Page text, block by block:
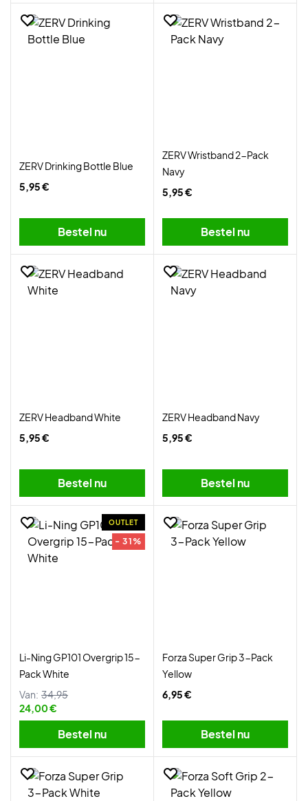
ZERV Drinking Bottle Blue
5,95 €
Bestel nu
ZERV Wristband 2-Pack
Navy
5,95 €
Bestel nu
ZERV Headband White
5,95 €
Bestel nu
ZERV Headband Navy
5,95 €
Bestel nu
OUTLET
- 31%
Li-Ning GP101 Overgrip 15-
Pack White
Van: 34,95
24,00 €
Bestel nu
Forza Super Grip 3-Pack
Yellow
6,95 €
Bestel nu